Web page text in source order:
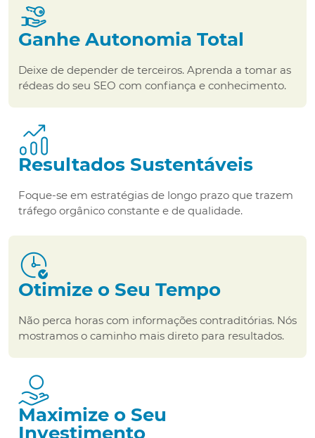
Ganhe Autonomia Total
Deixe de depender de terceiros. Aprenda a tomar as
rédeas do seu SEO com confiança e conhecimento.
Resultados Sustentáveis
Foque-se em estratégias de longo prazo que trazem
tráfego orgânico constante e de qualidade.
Otimize o Seu Tempo
Não perca horas com informações contraditórias. Nós
mostramos o caminho mais direto para resultados.
Maximize o Seu
Investimento